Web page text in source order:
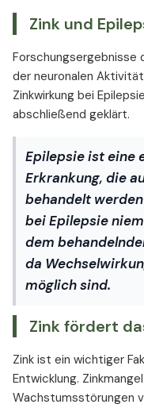
Zink und
Forschungsergebnisse
der neuronalen
Zinkwirkung bei
abschließend geklärt.
Epilepsie ist eine
Erkrankung, die
behandelt
bei Epilepsie
dem
da
möglich sind.
Zink fördert
Zink ist ein wichtiger
Entwicklung.
Wachstumsstörungen